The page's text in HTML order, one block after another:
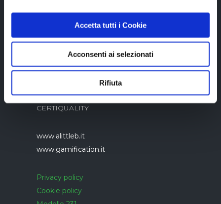
Accetta tutti i Cookie
Acconsenti ai selezionati
Rifiuta
Azienda con sistema di gestione qualità
UNI EN ISO 9001:2015 certificato da
CERTIQUALITY
www.alittleb.it
www.gamification.it
Privacy policy
Cookie policy